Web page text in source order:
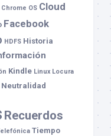
Chrome OS Cloud
Facebook
HDFS Historia
Kindle Linux Locura
Neutralidad
Recuerdos
Tiempo